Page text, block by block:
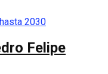
Felipe